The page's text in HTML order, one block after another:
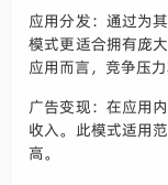
应用分发：通过为
模式更适合拥有庞
应用而言，竞争压力
广告变现：在应用
收入。此模式适用
高。